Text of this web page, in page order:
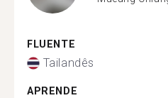
FLUENTE
Tailandês
APRENDE